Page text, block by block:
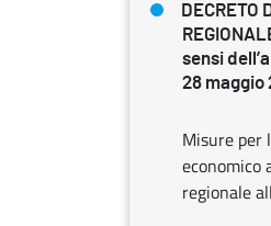
DECRETO
sensi
28 maggio
Misure per
economico
regionale